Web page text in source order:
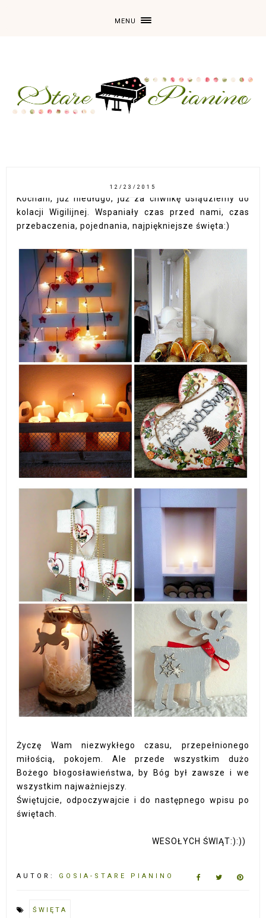
MENU
12/23/2015
Kochani, już niedługo, już za chwilkę usiądziemy do
kolacji Wigilijnej. Wspaniały czas przed nami, czas
przebaczenia, pojednania, najpiękniejsze święta:)
Życzę Wam niezwykłego czasu, przepełnionego
miłością, pokojem. Ale przede wszystkim dużo
Bożego błogosławieństwa, by Bóg był zawsze i we
wszystkim najważniejszy.
Świętujcie, odpoczywajcie i do następnego wpisu po
świętach.
WESOŁYCH ŚWIĄT:):))
AUTOR: GOSIA-STARE PIANINO
ŚWIĘTA